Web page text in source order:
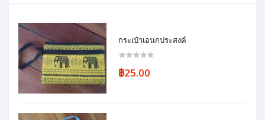
กระเป๋าเอนกประสงค์
฿25.00